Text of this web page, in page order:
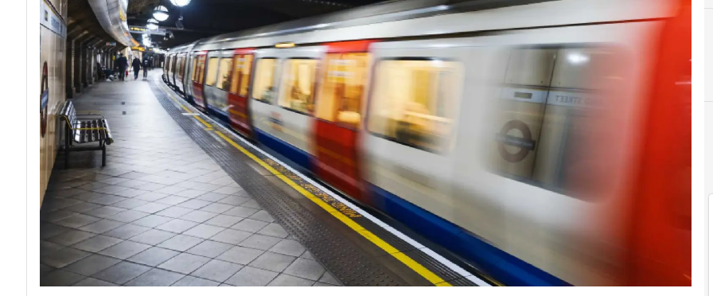
I
Innovazione nella PA